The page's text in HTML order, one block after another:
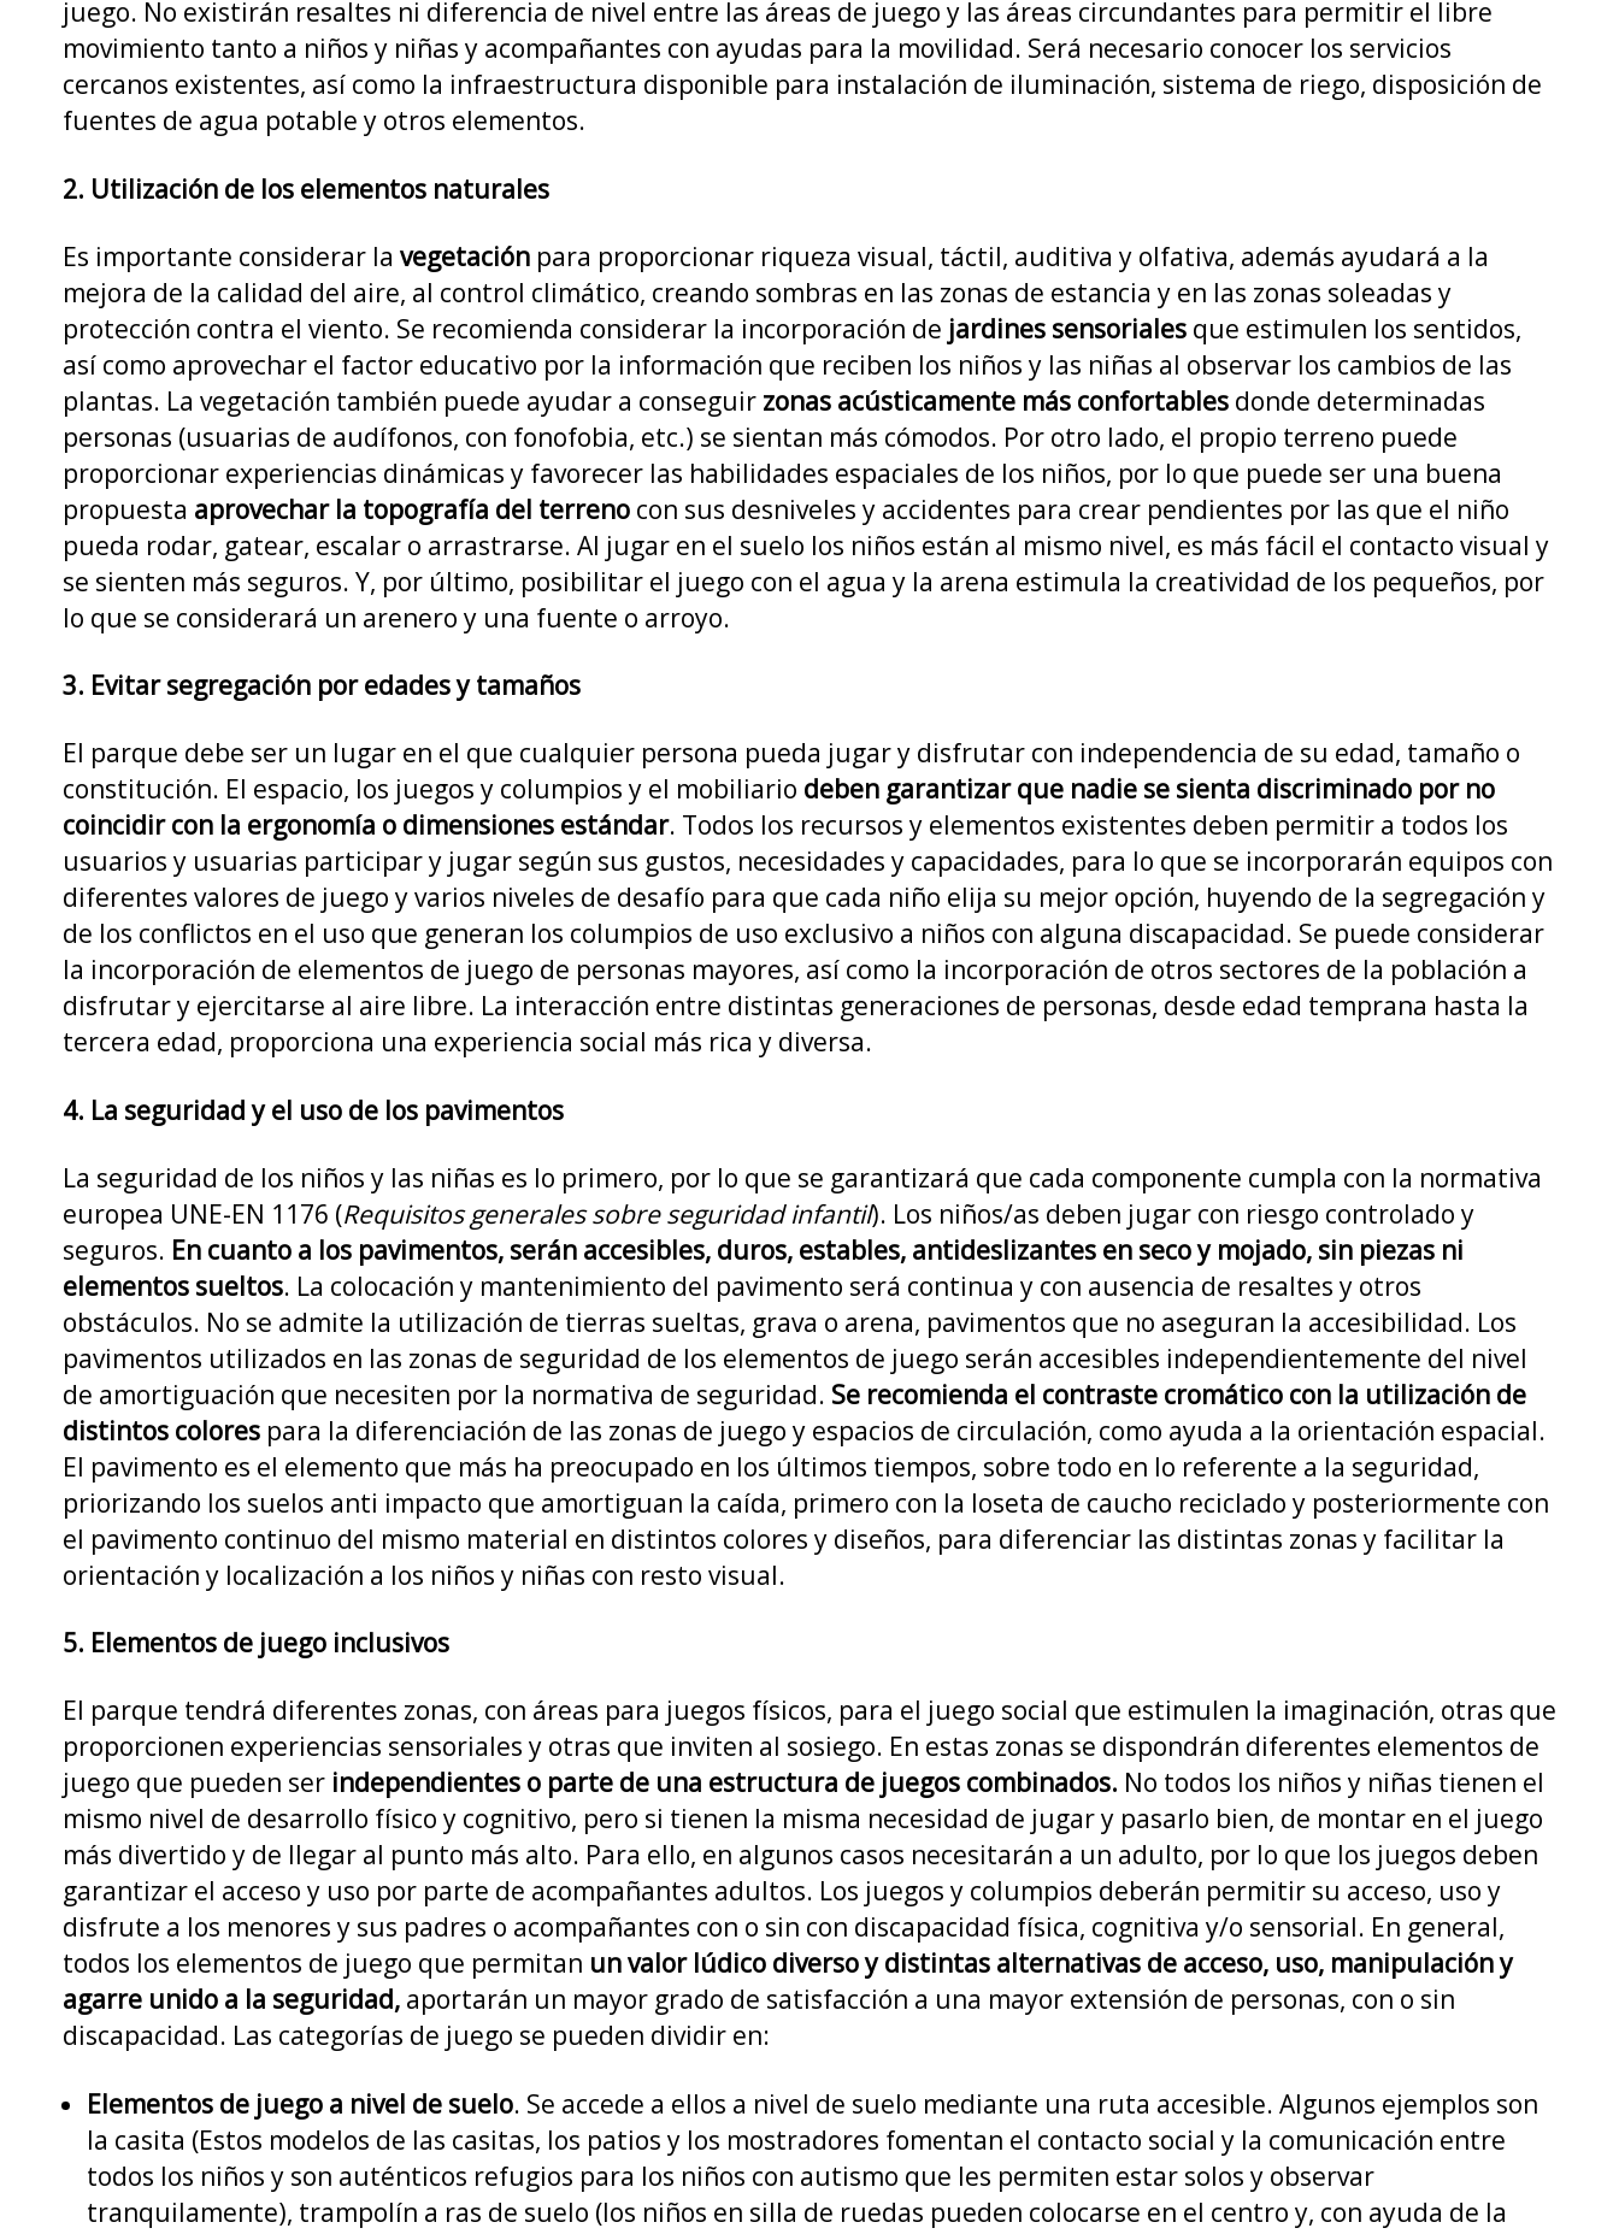
juego. No existirán resaltes ni diferencia de nivel entre las áreas de juego y las áreas circundantes para permitir el libre
movimiento tanto a niños y niñas y acompañantes con ayudas para la movilidad. Será necesario conocer los servicios
cercanos existentes, así como la infraestructura disponible para instalación de iluminación, sistema de riego, disposición de
fuentes de agua potable y otros elementos.
2. Utilización de los elementos naturales
Es importante considerar la vegetación para proporcionar riqueza visual, táctil, auditiva y olfativa, además ayudará a la
mejora de la calidad del aire, al control climático, creando sombras en las zonas de estancia y en las zonas soleadas y
protección contra el viento. Se recomienda considerar la incorporación de jardines sensoriales que estimulen los sentidos,
así como aprovechar el factor educativo por la información que reciben los niños y las niñas al observar los cambios de las
plantas. La vegetación también puede ayudar a conseguir zonas acústicamente más confortables donde determinadas
personas (usuarias de audífonos, con fonofobia, etc.) se sientan más cómodos. Por otro lado, el propio terreno puede
proporcionar experiencias dinámicas y favorecer las habilidades espaciales de los niños, por lo que puede ser una buena
propuesta aprovechar la topografía del terreno con sus desniveles y accidentes para crear pendientes por las que el niño
pueda rodar, gatear, escalar o arrastrarse. Al jugar en el suelo los niños están al mismo nivel, es más fácil el contacto visual y
se sienten más seguros. Y, por último, posibilitar el juego con el agua y la arena estimula la creatividad de los pequeños, por
lo que se considerará un arenero y una fuente o arroyo.
3. Evitar segregación por edades y tamaños
El parque debe ser un lugar en el que cualquier persona pueda jugar y disfrutar con independencia de su edad, tamaño o
constitución. El espacio, los juegos y columpios y el mobiliario deben garantizar que nadie se sienta discriminado por no
coincidir con la ergonomía o dimensiones estándar. Todos los recursos y elementos existentes deben permitir a todos los
usuarios y usuarias participar y jugar según sus gustos, necesidades y capacidades, para lo que se incorporarán equipos con
diferentes valores de juego y varios niveles de desafío para que cada niño elija su mejor opción, huyendo de la segregación y
de los conflictos en el uso que generan los columpios de uso exclusivo a niños con alguna discapacidad. Se puede considerar
la incorporación de elementos de juego de personas mayores, así como la incorporación de otros sectores de la población a
disfrutar y ejercitarse al aire libre. La interacción entre distintas generaciones de personas, desde edad temprana hasta la
tercera edad, proporciona una experiencia social más rica y diversa.
4. La seguridad y el uso de los pavimentos
La seguridad de los niños y las niñas es lo primero, por lo que se garantizará que cada componente cumpla con la normativa
europea UNE-EN 1176 (Requisitos generales sobre seguridad infantil). Los niños/as deben jugar con riesgo controlado y
seguros. En cuanto a los pavimentos, serán accesibles, duros, estables, antideslizantes en seco y mojado, sin piezas ni
elementos sueltos. La colocación y mantenimiento del pavimento será continua y con ausencia de resaltes y otros
obstáculos. No se admite la utilización de tierras sueltas, grava o arena, pavimentos que no aseguran la accesibilidad. Los
pavimentos utilizados en las zonas de seguridad de los elementos de juego serán accesibles independientemente del nivel
de amortiguación que necesiten por la normativa de seguridad. Se recomienda el contraste cromático con la utilización de
distintos colores para la diferenciación de las zonas de juego y espacios de circulación, como ayuda a la orientación espacial.
El pavimento es el elemento que más ha preocupado en los últimos tiempos, sobre todo en lo referente a la seguridad,
priorizando los suelos anti impacto que amortiguan la caída, primero con la loseta de caucho reciclado y posteriormente con
el pavimento continuo del mismo material en distintos colores y diseños, para diferenciar las distintas zonas y facilitar la
orientación y localización a los niños y niñas con resto visual.
5. Elementos de juego inclusivos
El parque tendrá diferentes zonas, con áreas para juegos físicos, para el juego social que estimulen la imaginación, otras que
proporcionen experiencias sensoriales y otras que inviten al sosiego. En estas zonas se dispondrán diferentes elementos de
juego que pueden ser independientes o parte de una estructura de juegos combinados. No todos los niños y niñas tienen el
mismo nivel de desarrollo físico y cognitivo, pero si tienen la misma necesidad de jugar y pasarlo bien, de montar en el juego
más divertido y de llegar al punto más alto. Para ello, en algunos casos necesitarán a un adulto, por lo que los juegos deben
garantizar el acceso y uso por parte de acompañantes adultos. Los juegos y columpios deberán permitir su acceso, uso y
disfrute a los menores y sus padres o acompañantes con o sin con discapacidad física, cognitiva y/o sensorial. En general,
todos los elementos de juego que permitan un valor lúdico diverso y distintas alternativas de acceso, uso, manipulación y
agarre unido a la seguridad, aportarán un mayor grado de satisfacción a una mayor extensión de personas, con o sin
discapacidad. Las categorías de juego se pueden dividir en:
Elementos de juego a nivel de suelo. Se accede a ellos a nivel de suelo mediante una ruta accesible. Algunos ejemplos son
la casita (Estos modelos de las casitas, los patios y los mostradores fomentan el contacto social y la comunicación entre
todos los niños y son auténticos refugios para los niños con autismo que les permiten estar solos y observar
tranquilamente), trampolín a ras de suelo (los niños en silla de ruedas pueden colocarse en el centro y, con ayuda de la